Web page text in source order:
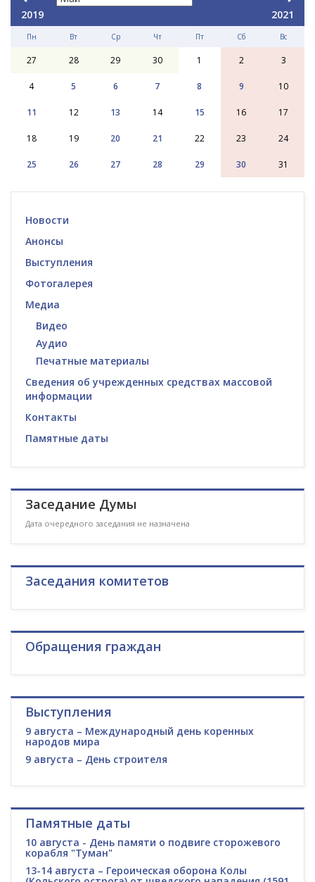
2019 2021
Пн Вт Ср Чт Пт Сб Вс
27 28 29 30 1 2 3
4 5 6 7 8 9 10
11 12 13 14 15 16 17
18 19 20 21 22 23 24
25 26 27 28 29 30 31
Новости
Анонсы
Выступления
Фотогалерея
Медиа
Видео
Аудио
Печатные материалы
Сведения об учрежденных средствах массовой
информации
Контакты
Памятные даты
Заседание Думы
Дата очередного заседания не назначена
Заседания комитетов
Обращения граждан
Выступления
9 августа – Международный день коренных
народов мира
9 августа – День строителя
Памятные даты
10 августа - День памяти о подвиге сторожевого
корабля "Туман"
13-14 августа – Героическая оборона Колы